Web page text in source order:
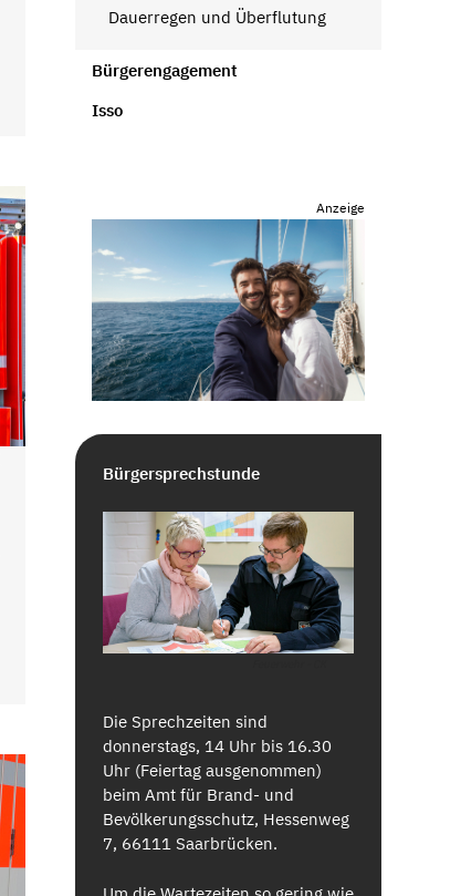
Dauerregen und Überflutung
Bürgerengagement
Isso
Anzeige
Bürgersprechstunde
Die Sprechzeiten sind
donnerstags, 14 Uhr bis 16.30
Uhr (Feiertag ausgenommen)
beim Amt für Brand- und
Bevölkerungsschutz, Hessenweg
7, 66111 Saarbrücken.